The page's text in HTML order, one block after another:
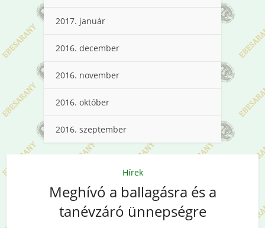
2017. január
2016. december
2016. november
2016. október
2016. szeptember
Hírek
Meghívó a ballagásra és a
tanévzáró ünnepségre